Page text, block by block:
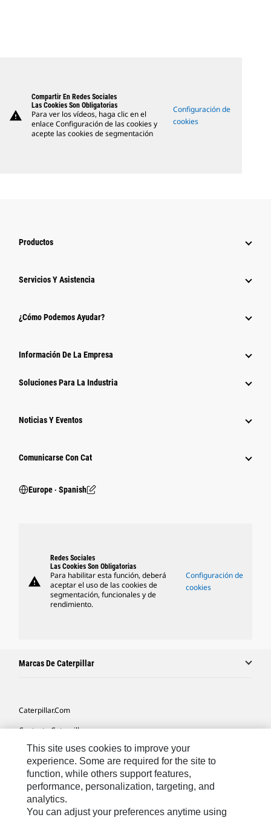
warning
Compartir En Redes Sociales
Las Cookies Son Obligatorias
Para ver los vídeos, haga clic en el
enlace Configuración de las cookies y
acepte las cookies de segmentación
Configuración de
cookies
Productos
Servicios Y Asistencia
¿Cómo Podemos Ayudar?
Información De La Empresa
Soluciones Para La Industria
Noticias Y Eventos
Comunicarse Con Cat
Europe ‧ Spanish
warning
Redes Sociales
Las Cookies Son Obligatorias
Para habilitar esta función, deberá
aceptar el uso de las cookies de
segmentación, funcionales y de
rendimiento.
Configuración de
cookies
Marcas De Caterpillar
Caterpillar.com
Contacto Caterpillar
Mis Preferencias De Marketing
Mapa Del Sitio
Cookie Settings
Aviso Legal
This site uses cookies to improve your
experience. Some are required for the site to
function, while others support features,
performance, personalization, targeting, and
analytics.
You can adjust your preferences anytime using